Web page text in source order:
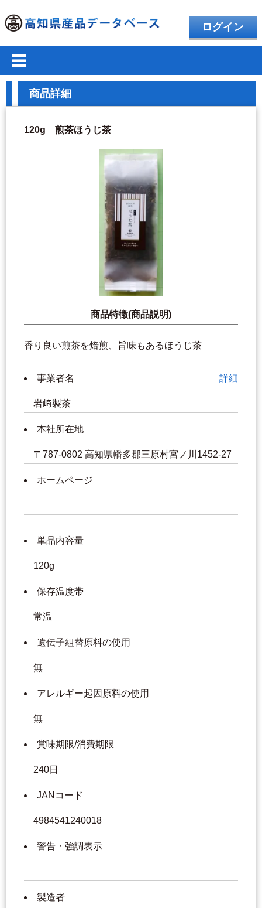
ログイン
商品詳細
120g 煎茶ほうじ茶
商品特徴(商品説明)
香り良い煎茶を焙煎、旨味もあるほうじ茶
事業者名 詳細
岩﨑製茶
本社所在地
〒787-0802 高知県幡多郡三原村宮ノ川1452-27
ホームページ
単品内容量
120g
保存温度帯
常温
遺伝子組替原料の使用
無
アレルギー起因原料の使用
無
賞味期限/消費期限
240日
JANコード
4984541240018
警告・強調表示
製造者